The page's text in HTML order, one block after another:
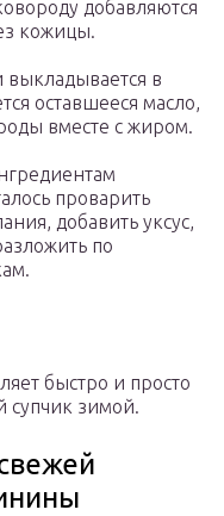
добавляются
кожицы.
выкладывается в
оставшееся масло,
вместе с жиром.
проварить
добавить уксус,
по
быстро и просто
супчик зимой.